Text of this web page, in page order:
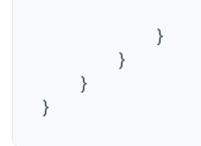
}
}
}
}